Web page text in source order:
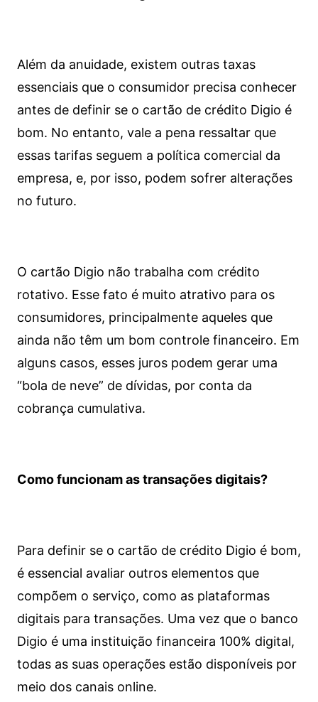
Além da anuidade, existem outras taxas
essenciais que o consumidor precisa conhecer
antes de definir se o cartão de crédito Digio é
bom. No entanto, vale a pena ressaltar que
essas tarifas seguem a política comercial da
empresa, e, por isso, podem sofrer alterações
no futuro.
O cartão Digio não trabalha com crédito
rotativo. Esse fato é muito atrativo para os
consumidores, principalmente aqueles que
ainda não têm um bom controle financeiro. Em
alguns casos, esses juros podem gerar uma
“bola de neve” de dívidas, por conta da
cobrança cumulativa.
Como funcionam as transações digitais?
Para definir se o cartão de crédito Digio é bom,
é essencial avaliar outros elementos que
compõem o serviço, como as plataformas
digitais para transações. Uma vez que o banco
Digio é uma instituição financeira 100% digital,
todas as suas operações estão disponíveis por
meio dos canais online.